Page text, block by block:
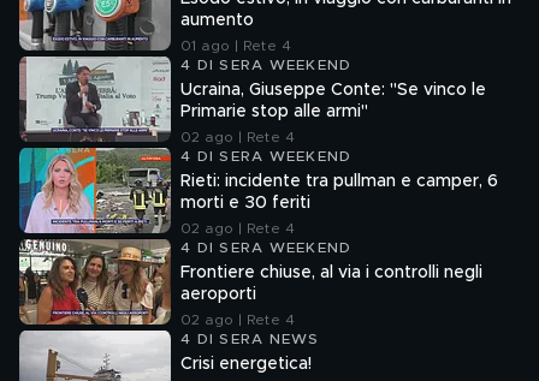
aumento
01 ago | Rete 4
4 DI SERA WEEKEND
Ucraina, Giuseppe Conte: "Se vinco le
Primarie stop alle armi"
02 ago | Rete 4
4 DI SERA WEEKEND
Rieti: incidente tra pullman e camper, 6
morti e 30 feriti
02 ago | Rete 4
4 DI SERA WEEKEND
Frontiere chiuse, al via i controlli negli
aeroporti
02 ago | Rete 4
4 DI SERA NEWS
Crisi energetica!